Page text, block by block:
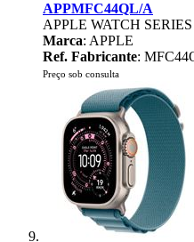
APPMFC44QL/A
APPLE WATCH
Marca: APPLE
Ref. Fabricante:
Preço sob consulta